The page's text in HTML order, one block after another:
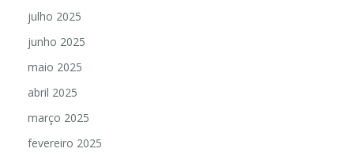
julho 2025
junho 2025
maio 2025
abril 2025
março 2025
fevereiro 2025